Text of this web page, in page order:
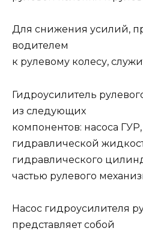
Для снижения усилий,
водителем
к рулевому колесу,
Гидроусилитель
из следующих
компонентов: насоса
гидравлической
гидравлического
частью рулевого
Насос гидроусилителя
представляет собой